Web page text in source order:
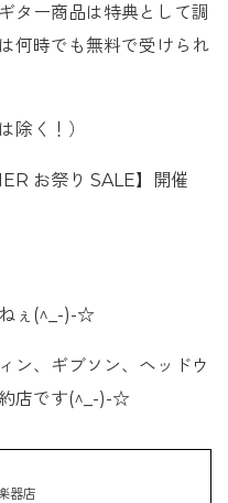
ター商品は特典として調
何時でも無料で受けられ
除く！）
お祭り SALE】開催
ねぇ(^_-)-☆
ン、ギブソン、ヘッドウ
店です(^_-)-☆
器店